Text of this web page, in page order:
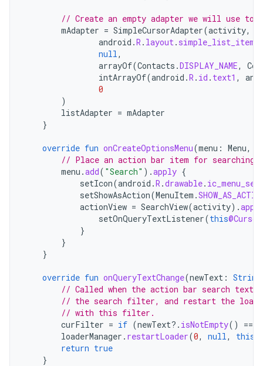
// Create an empty adapter we will use to
mAdapter = SimpleCursorAdapter(activity,
android .R . layout.
null,
arrayOf(Contacts .DISPLAY_NAME,
intArrayOf(android .R . id . text1 ,
0
)
listAdapter = mAdapter
}
override fun onCreateOptionsMenu(menu : Menu,
// Place an action bar item for searching.
menu .add( "Search" ).apply {
setIcon(android .R .drawable.
setShowAsAction(MenuItem .
actionView = SearchView(activity).
setOnQueryTextListener(this
}
}
}
override fun onQueryTextChange(newText :
// Called when the action bar search text
// the search filter, and restart the
// with this filter.
curFilter = if (newText?. isNotEmpty() ==
loaderManager . restartLoader(0, null, this
return true
}